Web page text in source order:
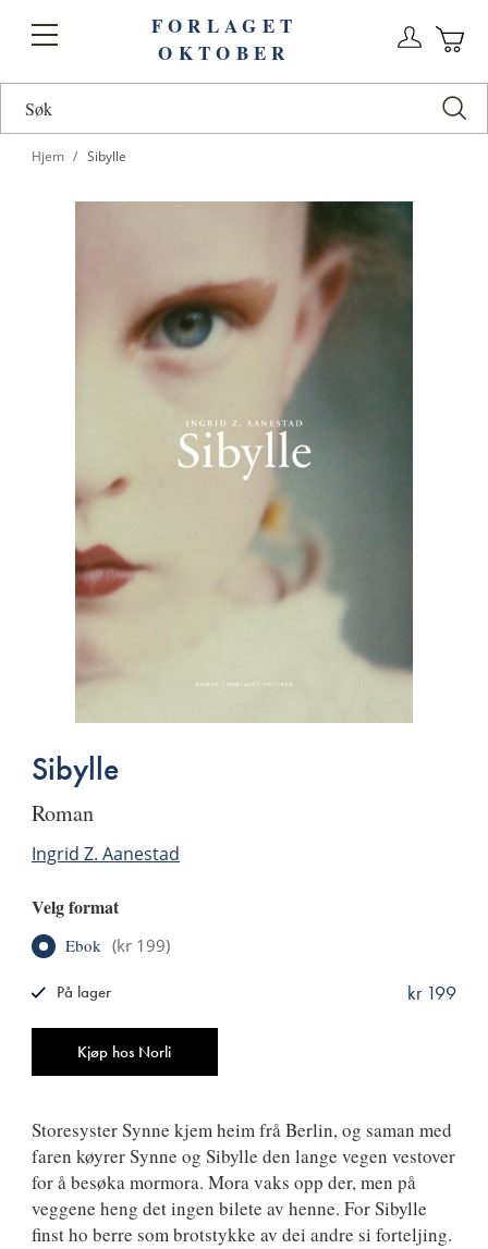
Toggle
FORLAGET
OKTOBER
Hjem Sibylle
Sibylle
roman
Ingrid Z. Aanestad
Velg format
Ebok (kr 199)
Kjøp hos Norli
kr 199
På lager
Storesyster Synne kjem heim frå Berlin, og saman med
faren køyrer Synne og Sibylle den lange vegen vestover
for å besøka mormora. Mora vaks opp der, men på
veggene heng det ingen bilete av henne. For Sibylle
finst ho berre som brotstykke av dei andre si forteljing.